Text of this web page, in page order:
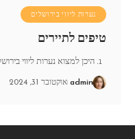
נערות ליווי בירושלים
טיפים לתיירים
admin אוקטובר 31, 2024